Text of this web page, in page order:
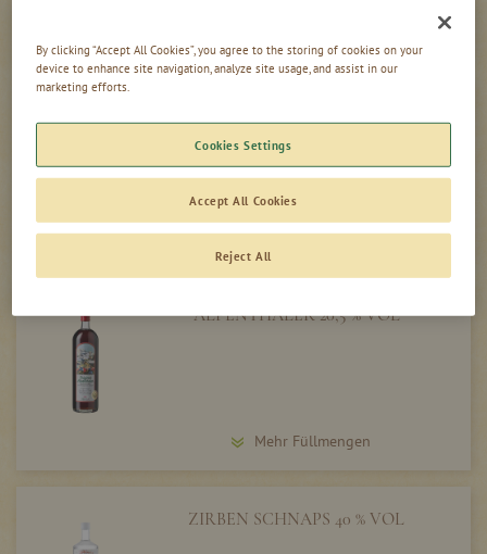
Mehr Füllmengen
ALPENTHALER 20,5 % VOL
Mehr Füllmengen
ZIRBEN SCHNAPS 40 % VOL
By clicking “Accept All Cookies”, you agree to the storing of cookies on your
device to enhance site navigation, analyze site usage, and assist in our
marketing efforts.
Cookies Settings
Reject All
Accept All Cookies